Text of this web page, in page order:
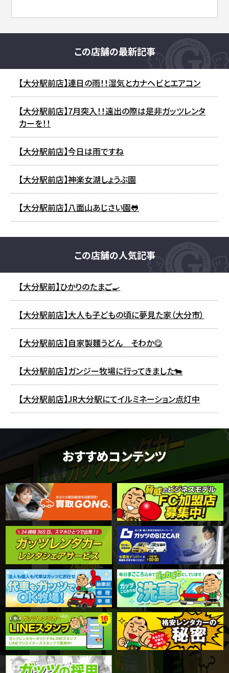
この店舗の最新記事
【大分駅前店】連日の雨！！湿気とカナヘビとエアコン
【大分駅前店】7月突入！！遠出の際は是非ガッツレンタ
カーを！！
【大分駅前店】今日は雨ですね
【大分駅前店】神楽女湖しょうぶ園
【大分駅前店】八面山あじさい園🐸
この店舗の人気記事
【大分駅前】ひかりのたまご🍳
【大分駅前店】大人も子どもの頃に夢見た家（大分市）
【大分駅前店】自家製麵うどん そわか😋
【大分駅前店】ガンジー牧場に行ってきました🐄
【大分駅前店】JR大分駅にてイルミネーション点灯中
おすすめコンテンツ